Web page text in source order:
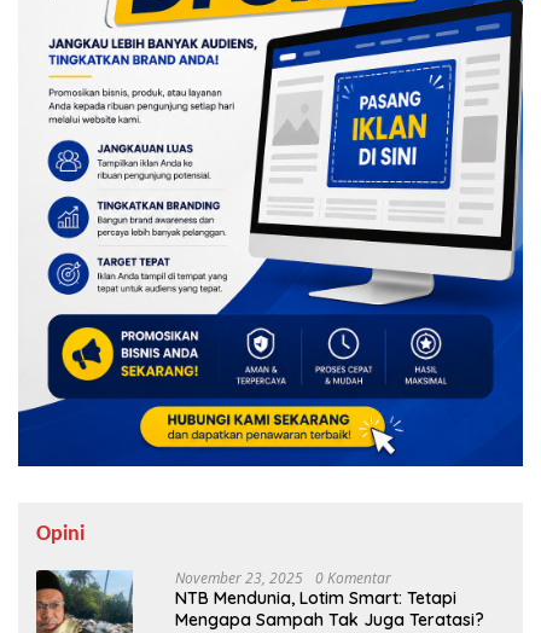
Opini
November 23, 2025 0 Komentar
NTB Mendunia, Lotim Smart: Tetapi
Mengapa Sampah Tak Juga Teratasi?